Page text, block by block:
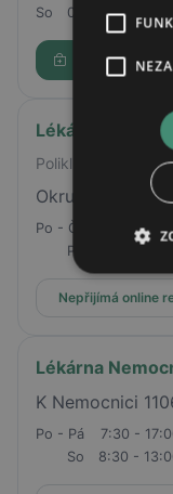
So
08:30 - 12:00
Rezervovat
Lékárna Na
Poliklinika
Okružní 2160,
Po - Čt
07:00 -
Pá
Nepřijímá online
Lékárna
K Nemocnici
Po - Pá
7:30 -
So
8:30 -